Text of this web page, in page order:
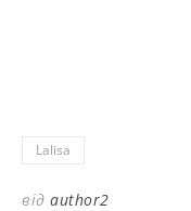
Lalisa
від author2